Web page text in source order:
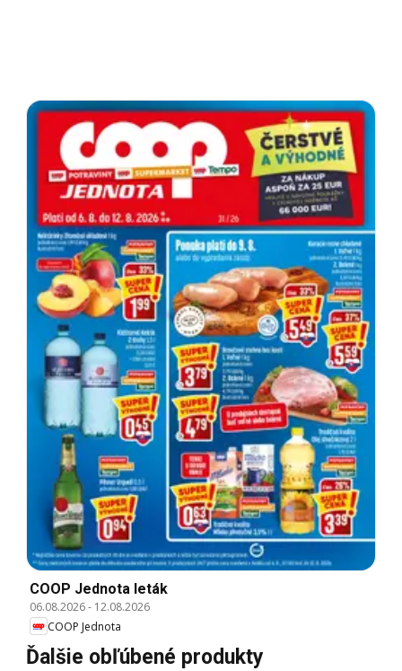
COOP Jednota leták
06.08.2026- 12.08.2026
COOP Jednota
Ďalšie obľúbené produkty